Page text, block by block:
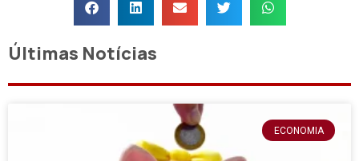
Últimas Notícias
ECONOMIA